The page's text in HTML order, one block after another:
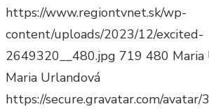
https://www.regiontvnet.sk/wp-
content/uploads/2023/12/excited-
2649320__480.jpg 719 480 Maria
Maria Urlandová
https://secure.gravatar.com/